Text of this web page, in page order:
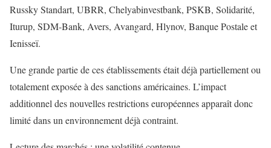
Russky Standart, UBRR, Chelyabinvestbank, PSKB, Solidarité,
Iturup, SDM-Bank, Avers, Avangard, Hlynov, Banque Postale et
Ienisseï.
Une grande partie de ces établissements était déjà partiellement ou
totalement exposée à des sanctions américaines. L’impact
additionnel des nouvelles restrictions européennes apparaît donc
limité dans un environnement déjà contraint.